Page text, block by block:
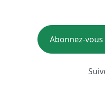
Abonnez-